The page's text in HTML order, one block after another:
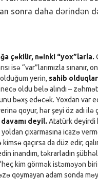
sonra daha dərindən
çəkilir, nəinki “yox”larla.
isə “var”larımızla sınanır,
yerin, sahib
oldu belə alındı –
bəxş edəcək. Yoxdan var
qoyur, hər şeyi öz adı ilə
deyil. Atatürk deyirdi
çıxarmasına icazə
kimsə qaçırsa da düz edir,
inandım, təkrarladın
kim görmək istəməyən
qoymayan adam sonda